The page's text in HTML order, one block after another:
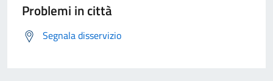
Problemi in città
Segnala disservizio